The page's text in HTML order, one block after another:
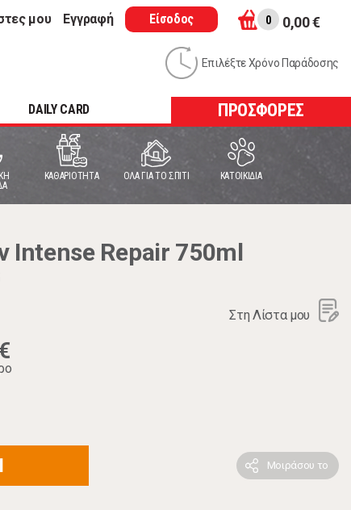
μου Εγγραφή Είσοδος 0 0,00 €
Επιλέξτε Χρόνο Παράδοσης
DAILY CARD ΠΡΟΣΦΟΡΕΣ
ΚΑΘΑΡΙΟΤΗΤΑ ΟΛΑ ΓΙΑ ΤΟ ΣΠΙΤΙ ΚΑΤΟΙΚΙΔΙΑ
Intense Repair 750ml
Στη Λίστα μου
Μοιράσου το